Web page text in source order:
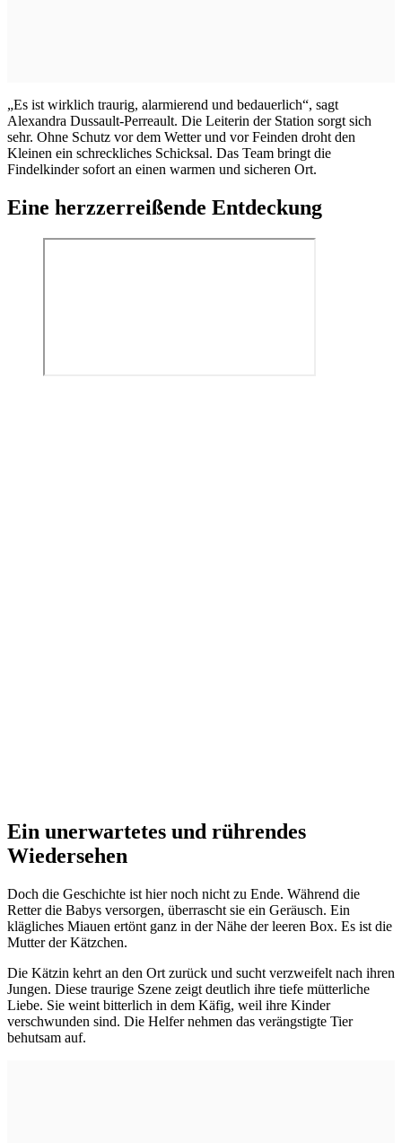
„Es ist wirklich traurig, alarmierend und bedauerlich“, sagt
Alexandra Dussault-Perreault. Die Leiterin der Station sorgt sich
sehr. Ohne Schutz vor dem Wetter und vor Feinden droht den
Kleinen ein schreckliches Schicksal. Das Team bringt die
Findelkinder sofort an einen warmen und sicheren Ort.
Eine herzzerreißende Entdeckung
Ein unerwartetes und rührendes
Wiedersehen
Doch die Geschichte ist hier noch nicht zu Ende. Während die
Retter die Babys versorgen, überrascht sie ein Geräusch. Ein
klägliches Miauen ertönt ganz in der Nähe der leeren Box. Es ist die
Mutter der Kätzchen.
Die Kätzin kehrt an den Ort zurück und sucht verzweifelt nach ihren
Jungen. Diese traurige Szene zeigt deutlich ihre tiefe mütterliche
Liebe. Sie weint bitterlich in dem Käfig, weil ihre Kinder
verschwunden sind. Die Helfer nehmen das verängstigte Tier
behutsam auf.